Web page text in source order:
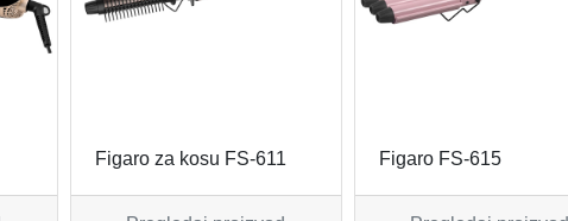
Figaro za kosu FS-611 Figaro FS-615